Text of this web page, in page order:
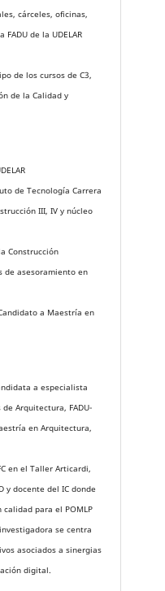
cárceles, oficinas,
de la UDELAR
de los cursos de C3,
de la Calidad y
de Tecnología Carrera
III, IV y núcleo
Construcción
de asesoramiento en
a Maestría en
a especialista
Arquitectura, FADU-
en Arquitectura,
en el Taller Articardi,
y docente del IC donde
para el POMLP
se centra
asociados a sinergias
digital.